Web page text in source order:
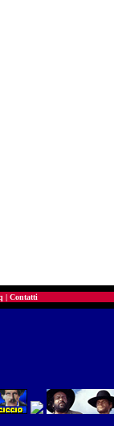
| Contatti